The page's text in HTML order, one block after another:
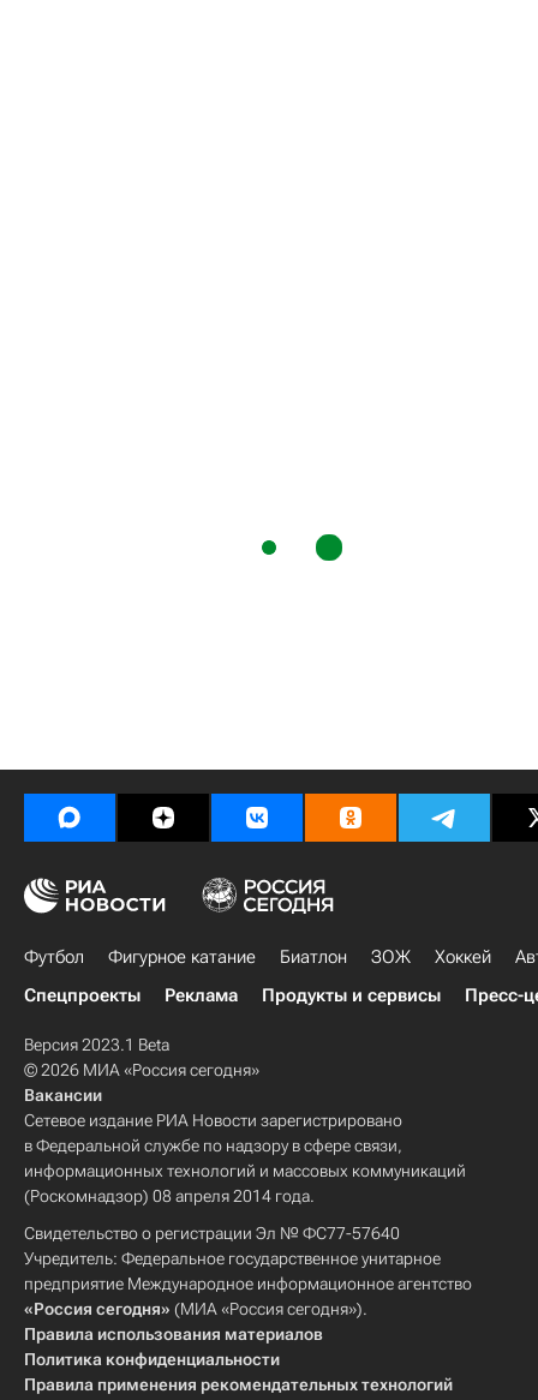
Футбол Фигурное катание Биатлон ЗОЖ Хоккей
Спецпроекты
Реклама Продукты и сервисы Пресс-
Версия 2023.1 Beta
© 2026 МИА «Россия сегодня»
Вакансии
Сетевое издание РИА Новости зарегистрировано
в Федеральной службе по надзору в сфере связи,
информационных технологий и массовых коммуникаций
(Роскомнадзор) 08 апреля 2014 года.
Свидетельство о регистрации Эл № ФС77-57640
Учредитель: Федеральное государственное унитарное
предприятие Международное информационное агентство
«Россия сегодня» (МИА «Россия сегодня»).
Правила использования материалов
Политика конфиденциальности
Правила применения рекомендательных технологий